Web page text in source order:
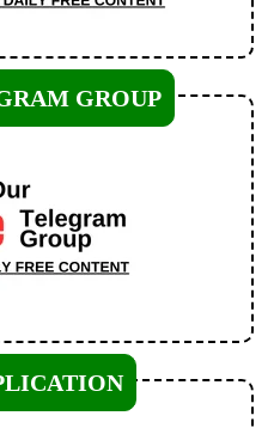
GROUP